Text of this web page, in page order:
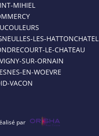
MIHIEL
LES-HATTONCHATEL
LE-CHATEAU
SUR-ORNAIN
EN-WOEVRE
VACON
par